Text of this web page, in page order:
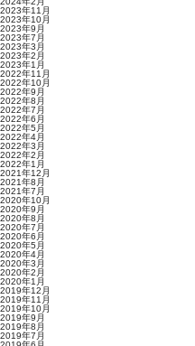
2023年11月
2023年10月
2023年9月
2023年7月
2023年3月
2023年2月
2023年1月
2022年11月
2022年10月
2022年9月
2022年8月
2022年7月
2022年6月
2022年5月
2022年4月
2022年3月
2022年2月
2022年1月
2021年12月
2021年8月
2021年7月
2020年10月
2020年9月
2020年8月
2020年7月
2020年6月
2020年5月
2020年4月
2020年3月
2020年2月
2020年1月
2019年12月
2019年11月
2019年10月
2019年9月
2019年8月
2019年7月